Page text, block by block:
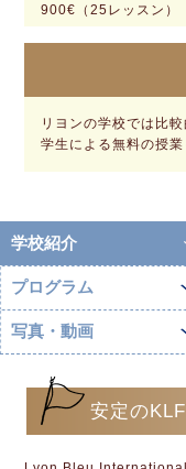
900€（25レッスン）
リヨンの学校では比
学生による無料の授業
学校紹介
プログラム
写真・動画
安定の